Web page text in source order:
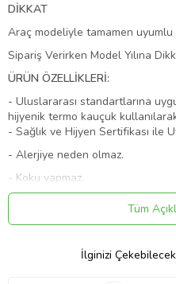
DİKKAT
Araç modeliyle tamamen
Sipariş Verirken Model Yılına
ÜRÜN ÖZELLİKLERİ:
- Uluslararası standartlarına
hijyenik termo kauçuk
- Sağlık ve Hijyen Sertifikası ile
- Alerjiye neden olmaz.
- Koku yapmaz.
- Deforme olmaz
- Ekolojik, doğayla dost, geri
- 50°C den +80°C ye kadar
Tüm
İlginizi